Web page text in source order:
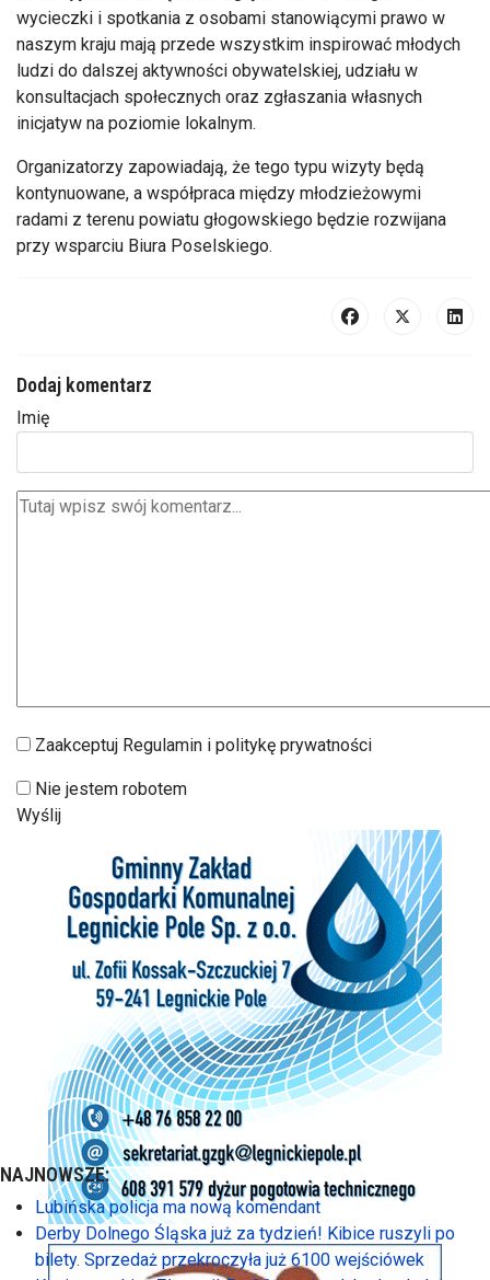
wycieczki i spotkania z osobami stanowiącymi prawo w
naszym kraju mają przede wszystkim inspirować młodych
ludzi do dalszej aktywności obywatelskiej, udziału w
konsultacjach społecznych oraz zgłaszania własnych
inicjatyw na poziomie lokalnym.
Organizatorzy zapowiadają, że tego typu wizyty będą
kontynuowane, a współpraca między młodzieżowymi
radami z terenu powiatu głogowskiego będzie rozwijana
przy wsparciu Biura Poselskiego.
Dodaj komentarz
Imię
Zaakceptuj Regulamin i politykę prywatności
Nie jestem robotem
Wyślij
NAJNOWSZE:
Lubińska policja ma nową komendant
Derby Dolnego Śląska już za tydzień! Kibice ruszyli po
bilety. Sprzedaż przekroczyła już 6100 wejściówek